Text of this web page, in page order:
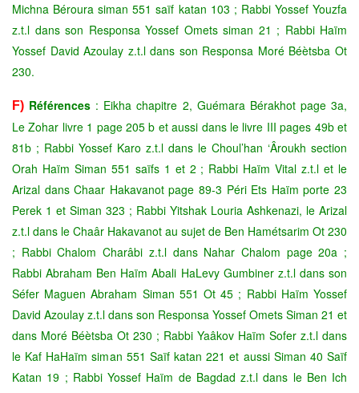
Michna Béroura siman 551 saïf katan 103 ; Rabbi Yossef Youzfa
z.t.l dans son Responsa Yossef Omets siman 21 ; Rabbi Haïm
Yossef David Azoulay z.t.l dans son Responsa Moré Béètsba Ot
230.
F) Références : Eikha chapitre 2, Guémara Bérakhot page 3a,
Le Zohar livre 1 page 205 b et aussi dans le livre III pages 49b et
81b ; Rabbi Yossef Karo z.t.l dans le Choul’han ‘Âroukh section
Orah Haïm Siman 551 saïfs 1 et 2 ; Rabbi Haïm Vital z.t.l et le
Arizal dans Chaar Hakavanot page 89-3 Péri Ets Haïm porte 23
Perek 1 et Siman 323 ; Rabbi Yitshak Louria Ashkenazi, le Arizal
z.t.l dans le Chaâr Hakavanot au sujet de Ben Hamétsarim Ot 230
; Rabbi Chalom Charâbi z.t.l dans Nahar Chalom page 20a ;
Rabbi Abraham Ben Haïm Abali HaLevy Gumbiner z.t.l dans son
Séfer Maguen Abraham Siman 551 Ot 45 ; Rabbi Haïm Yossef
David Azoulay z.t.l dans son Responsa Yossef Omets Siman 21 et
dans Moré Béètsba Ot 230 ; Rabbi Yaâkov Haïm Sofer z.t.l dans
le Kaf HaHaïm siman 551 Saïf katan 221 et aussi Siman 40 Saïf
Katan 19 ; Rabbi Yossef Haïm de Bagdad z.t.l dans le Ben Ich